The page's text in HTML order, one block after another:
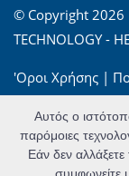
© Copyright 2026 |
TECHNOLOGY -
'Οροι Χρήσης |
Powered byApogee
Αυτός ο
παρόμοιες
Εάν δεν